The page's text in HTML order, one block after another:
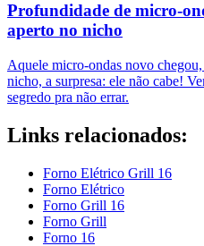
Profundidade de micro-
aperto no nicho
Aquele micro-ondas novo
nicho, a surpresa: ele não cabe!
segredo pra não errar.
Links relacionados:
Forno Elétrico Grill 16
Forno Elétrico
Forno Grill 16
Forno Grill
Forno 16